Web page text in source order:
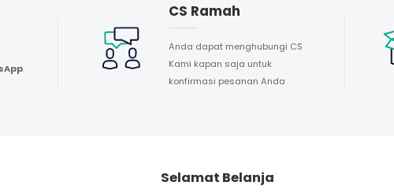
.
CS Ramah
Anda dapat menghubungi CS
Kami kapan saja untuk
konfirmasi pesanan Anda
Selamat Belanja